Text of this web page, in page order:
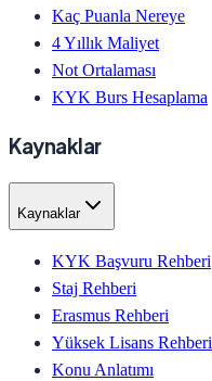
Kaç Puanla Nereye
4 Yıllık Maliyet
Not Ortalaması
KYK Burs Hesaplama
Kaynaklar
Kaynaklar
KYK Başvuru Rehberi
Staj Rehberi
Erasmus Rehberi
Yüksek Lisans Rehberi
Konu Anlatımı